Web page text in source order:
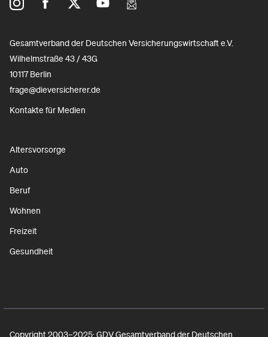
Gesamtverband der Deutschen Versicherungswirtschaft e.V.
Wilhelmstraße 43 / 43G
10117 Berlin
frage@dieversicherer.de
Kontakte für Medien
Altersvorsorge
Auto
Beruf
Wohnen
Freizeit
Gesundheit
Copyright 2003–2025: GDV Gesamtverband der Deutschen